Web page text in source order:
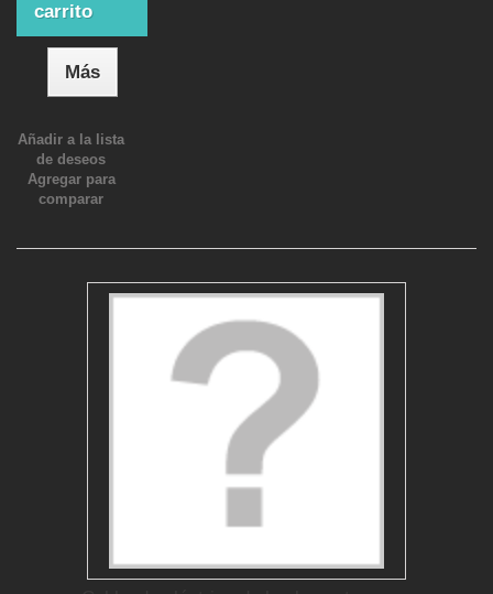
carrito
Más
Añadir a la lista
de deseos
Agregar para
comparar